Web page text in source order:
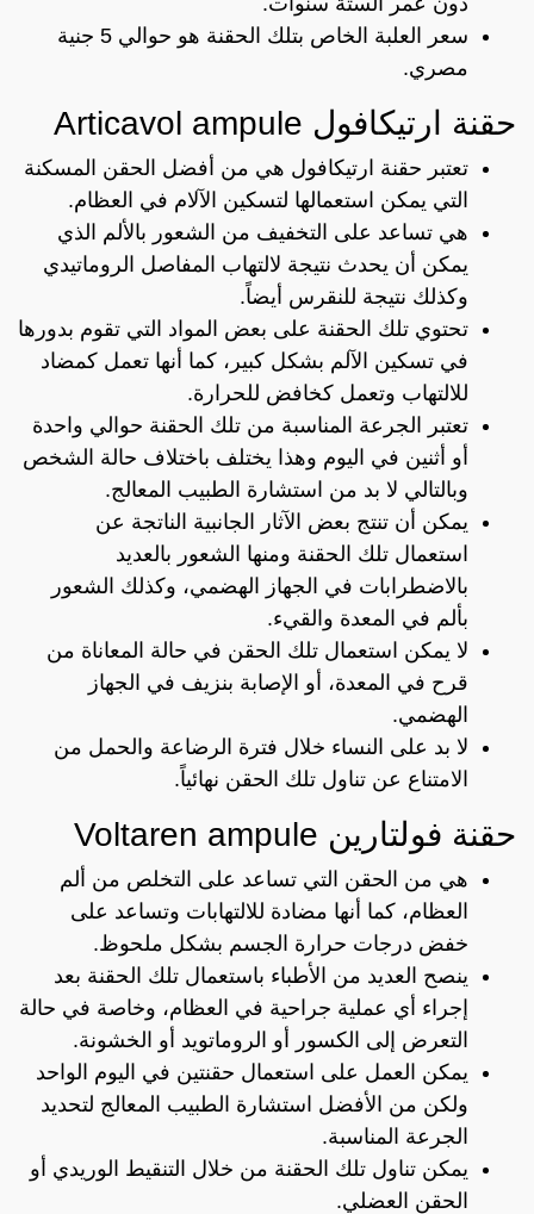
سعر العلبة الخاص بتلك الحقنة هو حوالي 5 جنية
مصري.
حقنة ارتيكافول Articavol ampule
تعتبر حقنة ارتيكافول هي من أفضل الحقن المسكنة
التي يمكن استعمالها لتسكين الآلام في العظام.
هي تساعد على التخفيف من الشعور بالألم الذي
يمكن أن يحدث نتيجة لالتهاب المفاصل الروماتيدي
وكذلك نتيجة للنقرس أيضاً.
تحتوي تلك الحقنة على بعض المواد التي تقوم بدورها
في تسكين الآلم بشكل كبير، كما أنها تعمل كمضاد
للالتهاب وتعمل كخافض للحرارة.
تعتبر الجرعة المناسبة من تلك الحقنة حوالي واحدة
أو أثنين في اليوم وهذا يختلف باختلاف حالة الشخص
وبالتالي لا بد من استشارة الطبيب المعالج.
يمكن أن تنتج بعض الآثار الجانبية الناتجة عن
استعمال تلك الحقنة ومنها الشعور بالعديد
بالاضطرابات في الجهاز الهضمي، وكذلك الشعور
بألم في المعدة والقيء.
لا يمكن استعمال تلك الحقن في حالة المعاناة من
قرح في المعدة، أو الإصابة بنزيف في الجهاز
الهضمي.
لا بد على النساء خلال فترة الرضاعة والحمل من
الامتناع عن تناول تلك الحقن نهائياً.
حقنة فولتارين Voltaren ampule
هي من الحقن التي تساعد على التخلص من ألم
العظام، كما أنها مضادة للالتهابات وتساعد على
خفض درجات حرارة الجسم بشكل ملحوظ.
ينصح العديد من الأطباء باستعمال تلك الحقنة بعد
إجراء أي عملية جراحية في العظام، وخاصة في حالة
التعرض إلى الكسور أو الروماتويد أو الخشونة.
يمكن العمل على استعمال حقنتين في اليوم الواحد
ولكن من الأفضل استشارة الطبيب المعالج لتحديد
الجرعة المناسبة.
يمكن تناول تلك الحقنة من خلال التنقيط الوريدي أو
الحقن العضلي.